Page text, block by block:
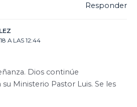
Responder
A LAS 12:44
Dios continúe
Ministerio Pastor Luis. Se les